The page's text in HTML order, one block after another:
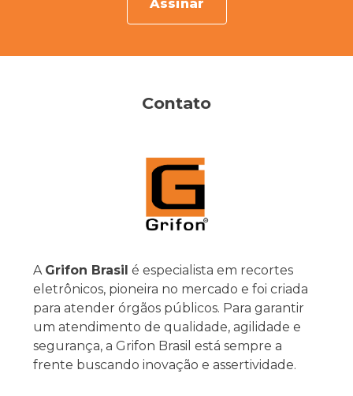
Assinar
Contato
A Grifon Brasil é especialista em recortes
eletrônicos, pioneira no mercado e foi criada
para atender órgãos públicos. Para garantir
um atendimento de qualidade, agilidade e
segurança, a Grifon Brasil está sempre a
frente buscando inovação e assertividade.